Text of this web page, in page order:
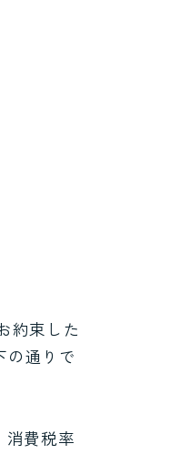
約束した
の通りで
消費税率